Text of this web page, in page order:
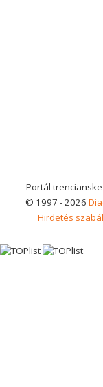
Portál
© 1997 - 2026
Hirdetés